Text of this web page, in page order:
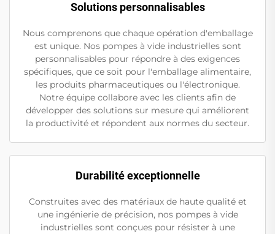
Solutions personnalisables
Nous comprenons que chaque opération d'emballage
est unique. Nos pompes à vide industrielles sont
personnalisables pour répondre à des exigences
spécifiques, que ce soit pour l'emballage alimentaire,
les produits pharmaceutiques ou l'électronique.
Notre équipe collabore avec les clients afin de
développer des solutions sur mesure qui améliorent
la productivité et répondent aux normes du secteur.
Durabilité exceptionnelle
Construites avec des matériaux de haute qualité et
une ingénierie de précision, nos pompes à vide
industrielles sont conçues pour résister à une